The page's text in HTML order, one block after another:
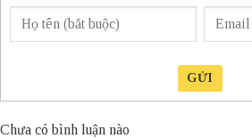
GỬI
Chưa có bình luận nào